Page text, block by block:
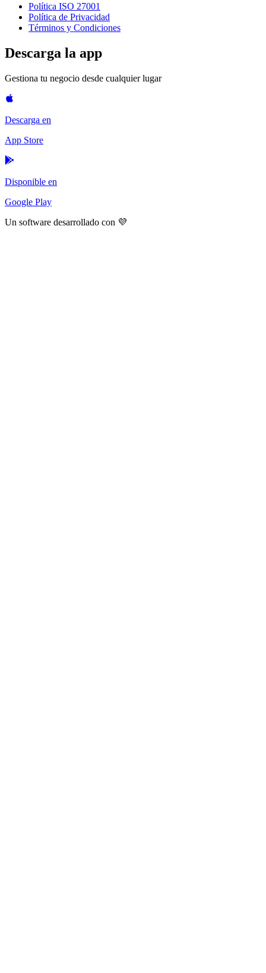
Política ISO 27001
Política de Privacidad
Términos y Condiciones
Descarga la app
Gestiona tu negocio desde cualquier lugar
Descarga en
App Store
Disponible en
Google Play
Un software desarrollado con 💜